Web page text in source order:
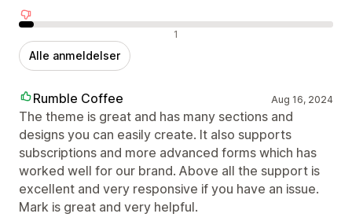
Negative anmeldelser 1
Alle anmeldelser
Rumble Coffee Aug 16, 2024
The theme is great and has many sections and
designs you can easily create. It also supports
subscriptions and more advanced forms which has
worked well for our brand. Above all the support is
excellent and very responsive if you have an issue.
Mark is great and very helpful.